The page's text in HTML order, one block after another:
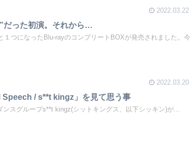
2022.03.22
だった初演。それから…
１つになったBlu-rayのコンプリートBOXが発売されました。今
2022.03.20
Speech / s**t kingz」を見て思う事
はこの動画を見てほしい。 ダンスグループs**t kingz(シットキングス、以下シッキン)が...